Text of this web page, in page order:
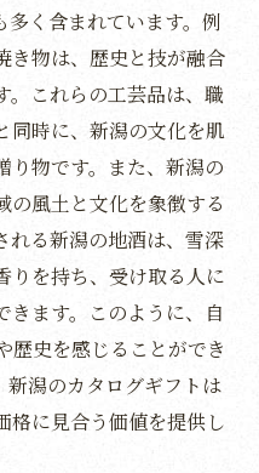
地酒の選び方
の地酒
目ブランド
特別感
グギフトで特別な瞬
を贈る
しむ
の味覚
フトの提案
の選び方
く含まれています。例
き物は、歴史と技が融合
。これらの工芸品は、職
同時に、新潟の文化を肌
り物です。また、新潟の
の風土と文化を象徴する
れる新潟の地酒は、雪深
りを持ち、受け取る人に
きます。このように、自
歴史を感じることができ
新潟のカタログギフトは
格に見合う価値を提供し